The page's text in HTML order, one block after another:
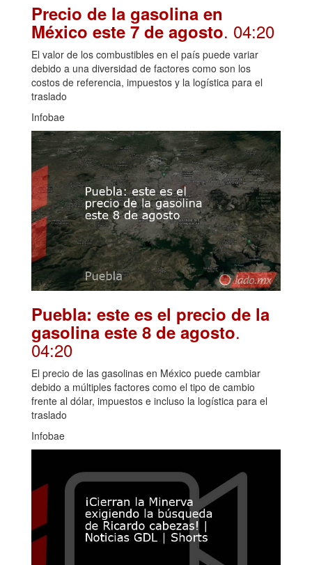
Precio de la gasolina en
México este 7 de agosto. 04:20
El valor de los combustibles en el país puede variar
debido a una diversidad de factores como son los
costos de referencia, impuestos y la logística para el
traslado
Infobae
Puebla: este es el precio de la
gasolina este 8 de agosto.
04:20
El precio de las gasolinas en México puede cambiar
debido a múltiples factores como el tipo de cambio
frente al dólar, impuestos e incluso la logística para el
traslado
Infobae